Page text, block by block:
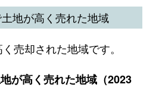
地が高く売れた地域
売却された地域です。
が高く売れた地域（2023